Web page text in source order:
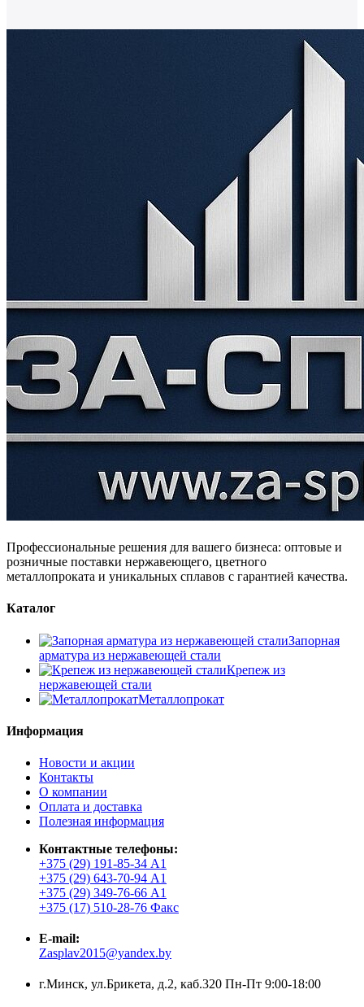
Профессиональные решения для вашего бизнеса: оптовые и
розничные поставки нержавеющего, цветного
металлопроката и уникальных сплавов с гарантией качества.
Каталог
Запорная
арматура из нержавеющей стали
Крепеж из
нержавеющей стали
Металлопрокат
Информация
Новости и акции
Контакты
О компании
Оплата и доставка
Полезная информация
Контактные телефоны:
+375 (29) 191-85-34 А1
+375 (29) 643-70-94 А1
+375 (29) 349-76-66 А1
+375 (17) 510-28-76 Факс
E-mail:
Zasplav2015@yandex.by
г.Минск, ул.Брикета, д.2, каб.320 Пн-Пт 9:00-18:00